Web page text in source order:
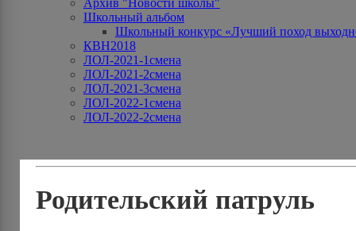
Архив "Новости школы"
Школьный альбом
Школьный конкурс «Лучший поход
КВН2018
ЛОЛ-2021-1смена
ЛОЛ-2021-2смена
ЛОЛ-2021-3смена
ЛОЛ-2022-1смена
ЛОЛ-2022-2смена
Родительский патруль